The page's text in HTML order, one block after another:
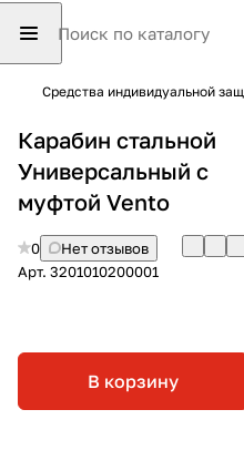
Средства индивидуальной
Карабин стальной
Универсальный с
муфтой Vento
0
Нет отзывов
Арт. 3201010200001
В корзину